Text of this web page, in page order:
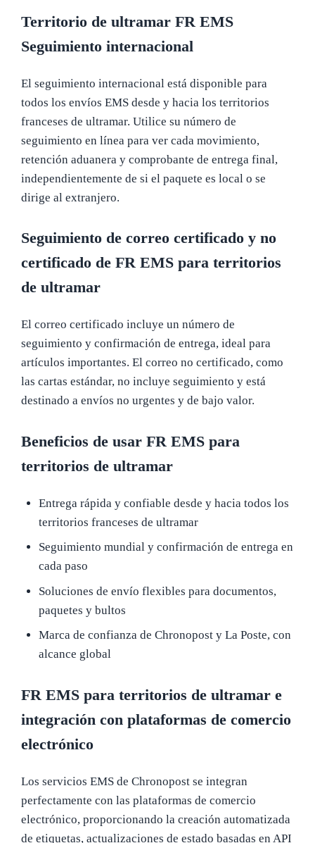
Territorio de ultramar FR EMS
Seguimiento internacional
El seguimiento internacional está disponible para
todos los envíos EMS desde y hacia los territorios
franceses de ultramar. Utilice su número de
seguimiento en línea para ver cada movimiento,
retención aduanera y comprobante de entrega final,
independientemente de si el paquete es local o se
dirige al extranjero.
Seguimiento de correo certificado y no
certificado de FR EMS para territorios
de ultramar
El correo certificado incluye un número de
seguimiento y confirmación de entrega, ideal para
artículos importantes. El correo no certificado, como
las cartas estándar, no incluye seguimiento y está
destinado a envíos no urgentes y de bajo valor.
Beneficios de usar FR EMS para
territorios de ultramar
Entrega rápida y confiable desde y hacia todos los
territorios franceses de ultramar
Seguimiento mundial y confirmación de entrega en
cada paso
Soluciones de envío flexibles para documentos,
paquetes y bultos
Marca de confianza de Chronopost y La Poste, con
alcance global
FR EMS para territorios de ultramar e
integración con plataformas de comercio
electrónico
Los servicios EMS de Chronopost se integran
perfectamente con las plataformas de comercio
electrónico, proporcionando la creación automatizada
de etiquetas, actualizaciones de estado basadas en API